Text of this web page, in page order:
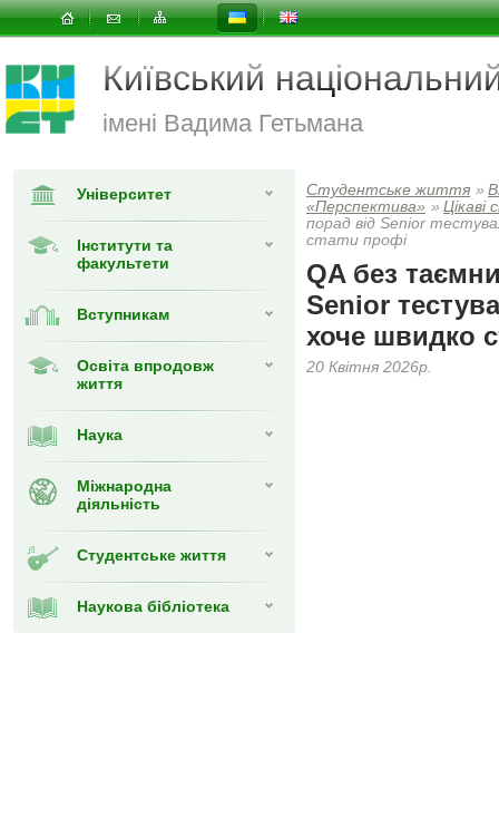
Київський
імені Вадима Гетьмана
Університет
Інститути та
факультети
Вступникам
Освіта впродовж
життя
Наука
Міжнародна
діяльність
Студентське життя
Наукова бібліотека
Студентське життя »
«Перспектива» » Цікаві
порад від Senior
стати профі
QA без
Senior
хоче швидко
20 Квітня 2026р.